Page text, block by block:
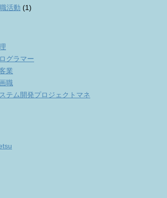
活動 (1)
グラマー
業
職
テム開発プロジェクトマネ